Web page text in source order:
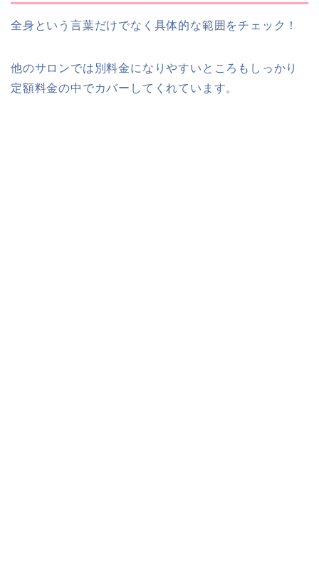
全身という言葉だけでなく具体的な範囲をチェック！
他のサロンでは別料金になりやすいところもしっかり
定額料金の中でカバーしてくれています。